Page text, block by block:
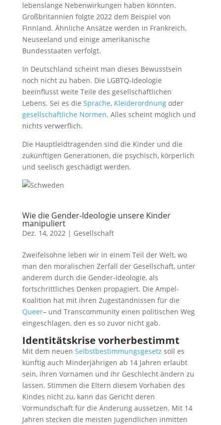
lebenslange Nebenwirkungen haben könnten.
Großbritannien folgte 2022 dem Beispiel von
Finnland. Ähnliche Ansätze werden in Frankreich,
Neuseeland und einige amerikanische
Bundesstaaten verfolgt.
In Deutschland scheint man dieses Bewusstsein
noch nicht zu haben. Die LGBTQ-Ideologie
beeinflusst weite Teile des gesellschaftlichen
Lebens. Sei es die Sprache, Kleiderordnung oder
gesellschaftliche Normen. Alles scheint möglich und
nichts verwerflich.
Die Hauptleidtragenden sind die Kinder und die
zukünftigen Generationen, die psychisch, körperlich
und seelisch geschädigt werden.
Wie die Gender-Ideologie unsere Kinder
manipuliert
Dez. 14, 2022| Gesellschaft
Zweifelsohne leben wir in einem Teil der Welt, wo
man den moralischen Zerfall der Gesellschaft, unter
anderem durch die Gender-Ideologie, als
fortschrittliches Denken propagiert. Die Ampel-
Koalition hat mit ihren Zugeständnissen für die
Queer– und Transcommunity einen politischen Weg
eingeschlagen, den es so zuvor nicht gab.
Identitätskrise vorherbestimmt
Mit dem neuen Selbstbestimmungsgesetz soll es
künftig auch Minderjährigen ab 14 Jahren erlaubt
sein, ihren Vornamen und ihr Geschlecht ändern zu
lassen. Stimmen die Eltern diesem Vorhaben des
Kindes nicht zu, kann das Gericht deren
Vormundschaft für die Änderung aussetzen. Mit 14
Jahren stecken die meisten Jugendlichen inmitten